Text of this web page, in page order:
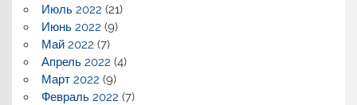
Июль 2022 (21)
Июнь 2022 (9)
Май 2022 (7)
Апрель 2022 (4)
Март 2022 (9)
Февраль 2022 (7)